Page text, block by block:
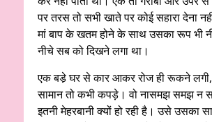
पर तरस तो सभी खाते पर कोई सहारा देना
मां बाप के खतम होने के साथ उसका रूप भी
नीचे सब को दिखने लगा था।
एक बडे़ घर से कार आकर रोज ही रूकने
सामान तो कभी कपड़े। वो नासमझ समझ न
इतनी मेहरबानी क्यों हो रही है। उसे उसका